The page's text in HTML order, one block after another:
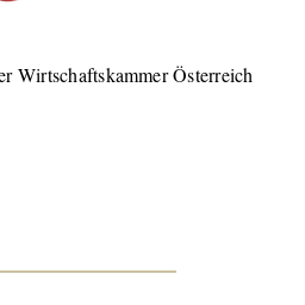
Wirtschaftskammer Österreich